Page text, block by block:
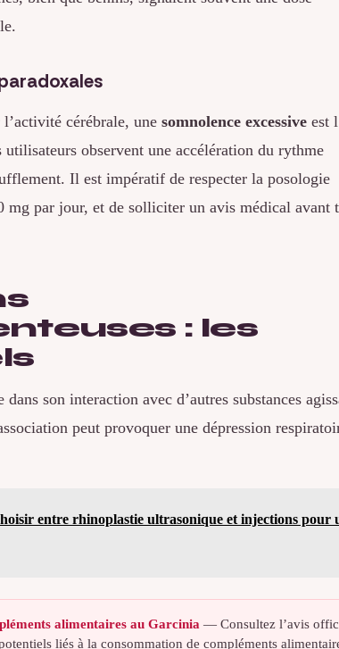
cérébrale, une somnolence excessive est
observent une accélération du rythme
Il est impératif de respecter la posologie
mg par jour, et de solliciter un avis médical avant
: les
son interaction avec d’autres substances
peut provoquer une dépression
entre rhinoplastie ultrasonique et injections pour
alimentaires au Garcinia — Consultez l’avis
liés à la consommation de compléments